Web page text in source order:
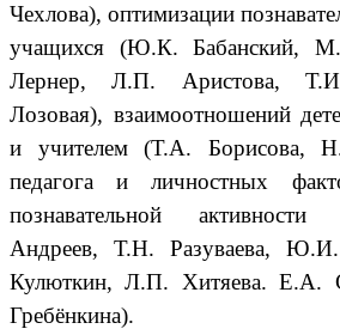
Чехлова), оптимизации
учащихся (Ю.К. Бабанский,
Лернер, Л.П. Аристова,
Лозовая), взаимоотношений
и учителем (Т.А. Борисова,
педагога и личностных
познавательной
Андреев, Т.Н. Разуваева,
Кулюткин, Л.П. Хитяева. Е.А.
Гребёнкина).